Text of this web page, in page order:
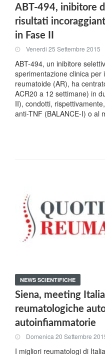
ABT-494, inibitore
risultati
in Fase II
Venerdi 25 Settembre 2015
ABT-494, un inibitore
sperimentazione clinica
reumatoide (AR), ha
ACR20 a 12 settimane) in
II), condotti,
anti-TNF (BALANCE-I) o al
NEWS SCIENTIFICHE
Siena, meeting
reumatologiche
autoinfiammatorie
Domenica 20 Settembre
I migliori reumatologi di